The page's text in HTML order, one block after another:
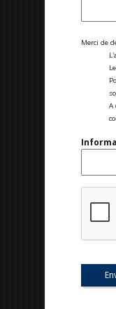
Merci de
A